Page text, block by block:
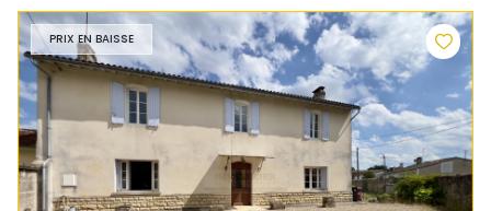
PRIX EN BAISSE